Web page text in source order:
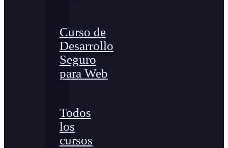
Curso de
Desarrollo
Seguro
para Web
Todos
los
cursos